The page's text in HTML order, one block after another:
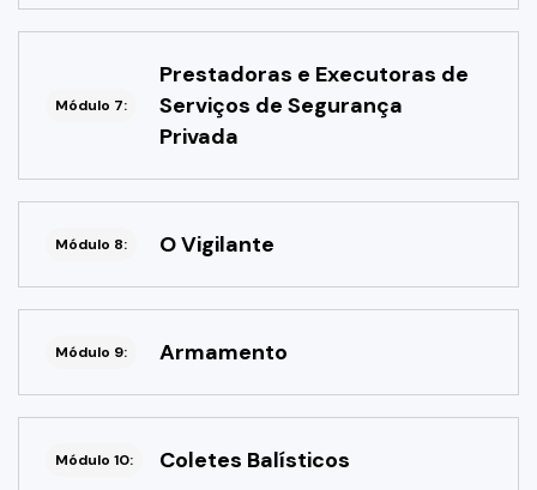
Módulo 7:
Prestadoras e Executoras de
Serviços de Segurança
Privada
Módulo 8: O Vigilante
Módulo 9: Armamento
Módulo 10: Coletes Balísticos